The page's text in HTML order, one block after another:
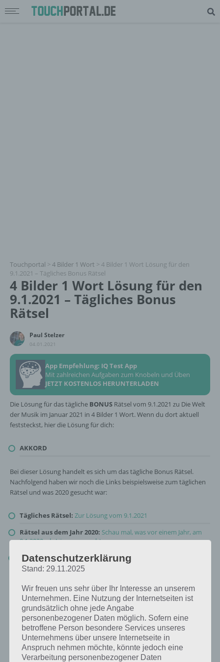
Touchportal > 4 Bilder 1 Wort > 4 Bilder 1 Wort Lösung für den
9.1.2021 – Tägliches Bonus Rätsel
4 Bilder 1 Wort Lösung für den
9.1.2021 – Tägliches Bonus
Rätsel
Paul Stelzer
04.01.2021
App Empfehlung: IQ Test App
Mit zahlreichen Aufgaben zum Knobeln und Üben
JETZT KOSTENLOS HERUNTERLADEN
Die Lösung für das tägliche BONUS Rätsel vom 9.1.2021 zu Die Welt
der Musik im Januar 2021 in 4 Bilder 1 Wort. Wenn du dort aktuell
feststeckst, hier die Lösung für dich:
AKKORD
Bei dieser Lösung handelt es sich um das tägliche Bonus Rätsel.
Nachfolgend haben wir noch die Links beispielsweise zum täglichen
Rätsel und was 2020 gesucht war:
Tägliches Rätsel: Zur Lösung vom 9.1.2021
Rätsel aus dem Jahr 2020: Schau mal, was vor einem Jahr, am
9.1.2020, als Lösung gesucht war
Zur Übersicht :4 Bilder 1 Wort Lösungen zu Die Welt der Musik
im Januar 2021!
Datenschutzerklärung
Stand: 29.11.2025
Wir freuen uns sehr über Ihr Interesse an unserem
Unternehmen. Eine Nutzung der Internetseiten ist
grundsätzlich ohne jede Angabe
personenbezogener Daten möglich. Sofern eine
betroffene Person besondere Services unseres
Unternehmens über unsere Internetseite in
Anspruch nehmen möchte, könnte jedoch eine
Verarbeitung personenbezogener Daten